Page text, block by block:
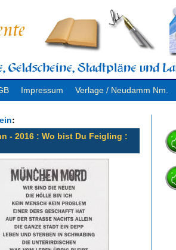
Impressum Verlage / Neudamm Nm.
:
- 2016 : Wo bist Du Feigling :